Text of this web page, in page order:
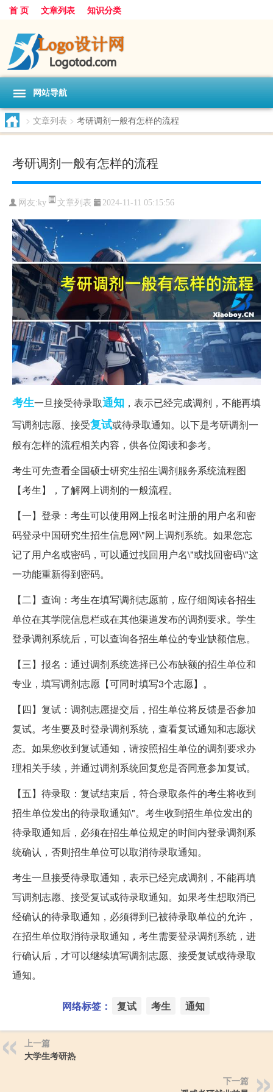
首 页 文章列表 知识分类
网站导航
> 文章列表 > 考研调剂一般有怎样的流程
考研调剂一般有怎样的流程
网友: ky 文章列表 2024-11-11 05:15:56
考生一旦接受待录取通知 ，表示已经完成调剂，不能再填
写调剂志愿、接受复试或待录取通知。以下是考研调剂一
般有怎样的流程相关内容，供各位阅读和参考。
考生可先查看全国硕士研究生招生调剂服务系统流程图
【考生】，了解网上调剂的一般流程。
【一】登录：考生可以使用网上报名时注册的用户名和密
码登录中国研究生招生信息网\"网上调剂系统。如果您忘
记了用户名或密码，可以通过找回用户名\"或找回密码\"这
一功能重新得到密码。
【二】查询：考生在填写调剂志愿前，应仔细阅读各招生
单位在其学院信息栏或在其他渠道发布的调剂要求。学生
登录调剂系统后，可以查询各招生单位的专业缺额信息。
【三】报名：通过调剂系统选择已公布缺额的招生单位和
专业，填写调剂志愿【可同时填写3个志愿】。
【四】复试：调剂志愿提交后，招生单位将反馈是否参加
复试。考生要及时登录调剂系统，查看复试通知和志愿状
态。如果您收到复试通知，请按照招生单位的调剂要求办
理相关手续，并通过调剂系统回复您是否同意参加复试。
【五】待录取：复试结束后，符合录取条件的考生将收到
招生单位发出的待录取通知\"。考生收到招生单位发出的
待录取通知后，必须在招生单位规定的时间内登录调剂系
统确认，否则招生单位可以取消待录取通知。
考生一旦接受待录取通知，表示已经完成调剂，不能再填
写调剂志愿、接受复试或待录取通知。如果考生想取消已
经确认的待录取通知，必须得到已被待录取单位的允许，
在招生单位取消待录取通知，考生需要登录调剂系统，进
行确认后，才可以继续填写调剂志愿、接受复试或待录取
通知。
网络标签： 复试 考生 通知
上一篇
大学生考研热
下一篇